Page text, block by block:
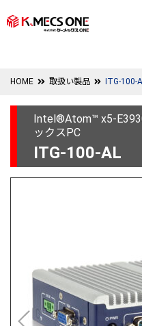
HOME 取扱い製品 ITG-100-
Intel®Atom™ x5-
ックスPC
ITG-100-AL